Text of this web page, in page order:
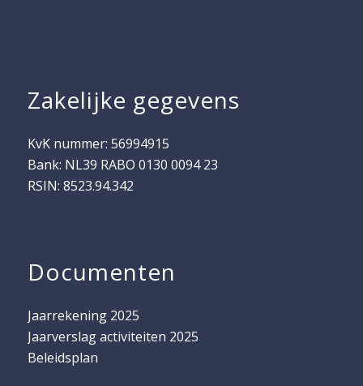
Zakelijke gegevens
KvK nummer: 56994915
Bank: NL39 RABO 0130 0094 23
RSIN: 8523.94.342
Documenten
Jaarrekening 2025
Jaarverslag activiteiten 2025
Beleidsplan